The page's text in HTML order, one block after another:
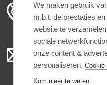
+31 78 204 90
ma t/m vr 8.00 -
Algemeen:
We maken gebruik
m.b.t. de prestaties
website te
sociale
onze content &
personaliseren.Cookie
Kom meer te weten